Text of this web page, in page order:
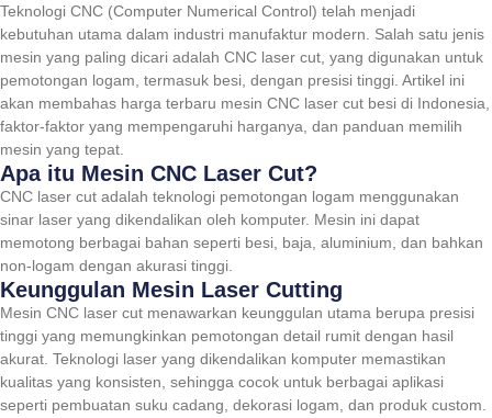
Teknologi CNC (Computer Numerical Control) telah menjadi
kebutuhan utama dalam industri manufaktur modern. Salah satu jenis
mesin yang paling dicari adalah CNC laser cut, yang digunakan untuk
pemotongan logam, termasuk besi, dengan presisi tinggi. Artikel ini
akan membahas harga terbaru mesin CNC laser cut besi di Indonesia,
faktor-faktor yang mempengaruhi harganya, dan panduan memilih
mesin yang tepat.
Apa itu Mesin CNC Laser Cut?
CNC laser cut adalah teknologi pemotongan logam menggunakan
sinar laser yang dikendalikan oleh komputer. Mesin ini dapat
memotong berbagai bahan seperti besi, baja, aluminium, dan bahkan
non-logam dengan akurasi tinggi.
Keunggulan Mesin Laser Cutting
Mesin CNC laser cut menawarkan keunggulan utama berupa presisi
tinggi yang memungkinkan pemotongan detail rumit dengan hasil
akurat. Teknologi laser yang dikendalikan komputer memastikan
kualitas yang konsisten, sehingga cocok untuk berbagai aplikasi
seperti pembuatan suku cadang, dekorasi logam, dan produk custom.